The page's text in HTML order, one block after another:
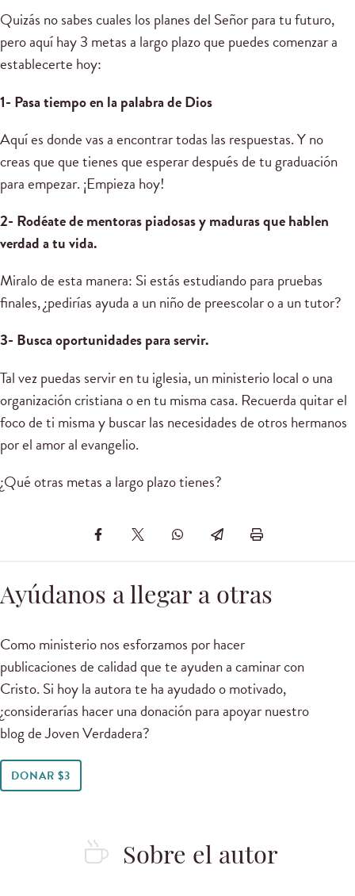
Quizás no sabes cuales los planes del Señor para tu futuro,
pero aquí hay 3 metas a largo plazo que puedes comenzar a
establecerte hoy:
1- Pasa tiempo en la palabra de Dios
Aquí es donde vas a encontrar todas las respuestas. Y no
creas que que tienes que esperar después de tu graduación
para empezar. ¡Empieza hoy!
2- Rodéate de mentoras piadosas y maduras que hablen
verdad a tu vida.
Miralo de esta manera: Si estás estudiando para pruebas
finales, ¿pedirías ayuda a un niño de preescolar o a un tutor?
3- Busca oportunidades para servir.
Tal vez puedas servir en tu iglesia, un ministerio local o una
organización cristiana o en tu misma casa. Recuerda quitar el
foco de ti misma y buscar las necesidades de otros hermanos
por el amor al evangelio.
¿Qué otras metas a largo plazo tienes?
Ayúdanos a llegar a otras
Como ministerio nos esforzamos por hacer
publicaciones de calidad que te ayuden a caminar con
Cristo. Si hoy la autora te ha ayudado o motivado,
¿considerarías hacer una donación para apoyar nuestro
blog de Joven Verdadera?
DONAR $3
Sobre el autor